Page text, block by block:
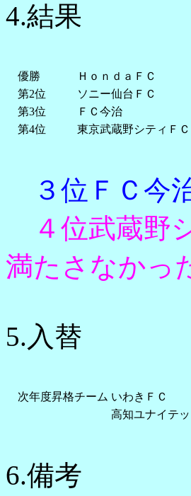
4.結果
優勝
ＨｏｎｄａＦＣ
第2位
ソニー仙台ＦＣ
第3位
ＦＣ今治
第4位 東京武蔵野シティＦＣ
３位ＦＣ今
４位武蔵野
満たさなかっ
5.入替
次年度昇格チーム いわきＦＣ
高知ユナイテッ
6.備考